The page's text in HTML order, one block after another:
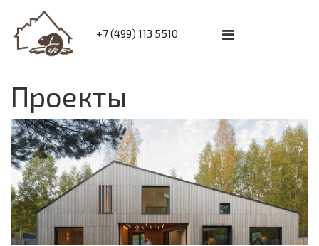
+7 (499) 113 5510
Проекты